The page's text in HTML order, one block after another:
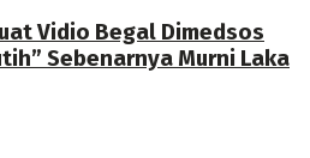
Vidio Begal Dimedsos
Sebenarnya Murni Laka